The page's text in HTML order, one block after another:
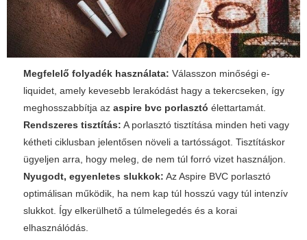
Megfelelő folyadék használata: Válasszon minőségi e-
liquidet, amely kevesebb lerakódást hagy a tekercseken, így
meghosszabbítja az aspire bvc porlasztó élettartamát.
Rendszeres tisztítás: A porlasztó tisztítása minden heti vagy
kétheti ciklusban jelentősen növeli a tartósságot. Tisztításkor
ügyeljen arra, hogy meleg, de nem túl forró vizet használjon.
Nyugodt, egyenletes slukkok: Az Aspire BVC porlasztó
optimálisan működik, ha nem kap túl hosszú vagy túl intenzív
slukkot. Így elkerülhető a túlmelegedés és a korai
elhasználódás.